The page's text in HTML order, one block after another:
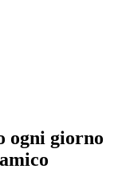
ogni giorno